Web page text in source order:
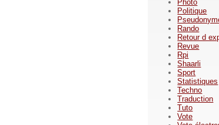
Photo
Politique
Rando
Retour d
Revue
Rpi
Shaarli
Sport
Statistiques
Techno
Traduction
Tuto
Vote